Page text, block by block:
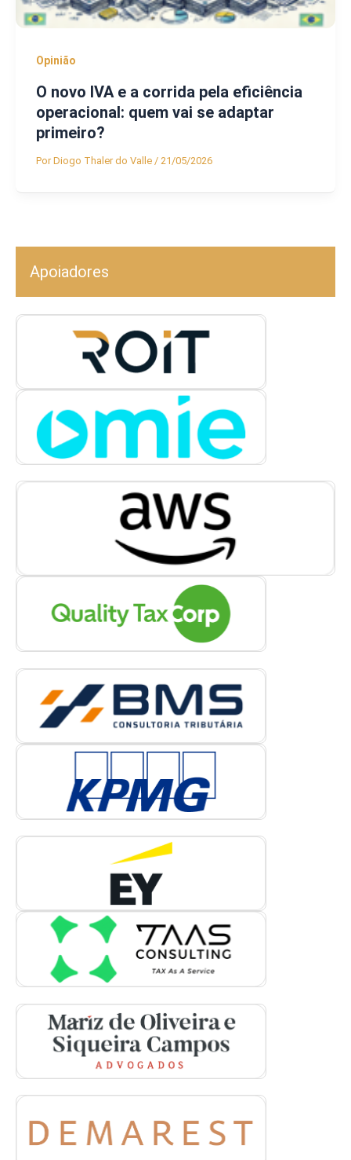
Opinião
O novo IVA e a corrida pela eficiência
operacional: quem vai se adaptar
primeiro?
PorDiogo Thaler do Valle / 21/05/2026
Apoiadores